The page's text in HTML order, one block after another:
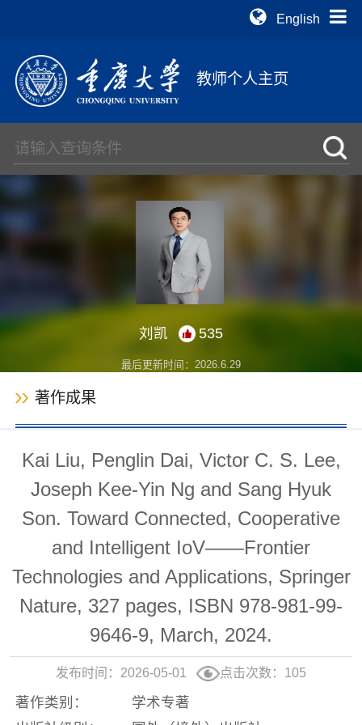
English
教师个人主页
刘凯 535
最后更新时间： 2026.6.29
著作成果
Kai Liu, Penglin Dai, Victor C. S. Lee,
Joseph Kee-Yin Ng and Sang Hyuk
Son. Toward Connected, Cooperative
and Intelligent IoV——Frontier
Technologies and Applications, Springer
Nature, 327 pages, ISBN 978-981-99-
9646-9, March, 2024.
发布时间：2026-05-01 点击次数： 105
著作类别：
学术专著